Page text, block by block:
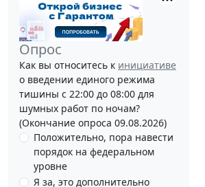
Опрос
Как вы относитесь к инициативе
о введении единого режима
тишины с 22:00 до 08:00 для
шумных работ по ночам?
(Окончание опроса 09.08.2026)
Положительно, пора навести
порядок на федеральном
уровне
Я за, это дополнительно